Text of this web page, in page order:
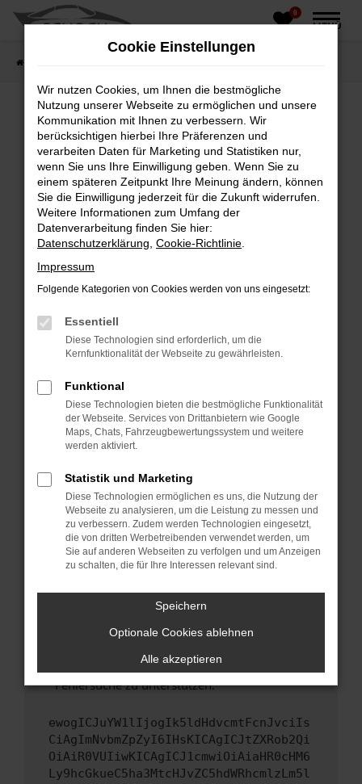
Zum
0
MENÜ
Fehler: Network Error
Beim Laden ist ein Fehler aufgetreten.
Hier sind ein paar Tipps, die dir helfen können:
Überprüfe deine Firewall und deine
Internetverbindung.
Laden andere Webseiten, zum Beispiel deine
Suchmaschine?
Prüfe deine Browsererweiterungen.
können das Laden bestimmter Seiten
verhindern. Funktioniert die Seite in einem
Fenster?
Starte dein Gerät neu.
Das kann manchmal helfen, vorübergehende
Probleme zu beheben.
Betriebssystem auf dem neuesten Stand
sind.
Veraltete Software birgt nicht nur ein
Sicherheitsrisiko, sondern kann auch dazu
führen, dass bestimmte Funktionen nicht mehr
unterstützt werden.
Wende dich an den Webseitenbetreiber.
Wenn du alle oben genannten Schritte versucht
hast, kontaktiere uns bitte. Wir werden
uns diesen Text schicken, um uns bei der
Fehlersuche zu unterstützen:
ewogICJuYW1lIjogIk5ldHdvcmtFcnJvciIs
CiAgImNvbmZpZyI6IHsKICAgICJtZXRob2Qi
OiAiR0VUIiwKICAgICJ1cmwiOiAiaHR0cHM6
Ly9hcGkueC5ha3MtcHJvZC5hdWRhcmlzLm5l
Cookie Einstellungen
Wir nutzen Cookies, um Ihnen die bestmögliche
Nutzung unserer Webseite zu ermöglichen und unsere
Kommunikation mit Ihnen zu verbessern. Wir
berücksichtigen hierbei Ihre Präferenzen und
verarbeiten Daten für Marketing und Statistiken nur,
wenn Sie uns Ihre Einwilligung geben. Wenn Sie zu
einem späteren Zeitpunkt Ihre Meinung ändern, können
Sie die Einwilligung jederzeit für die Zukunft widerrufen.
Weitere Informationen zum Umfang der
Datenverarbeitung finden Sie hier:
Datenschutzerklärung Cookie-Richtlinie
Impressum
Folgende Kategorien von Cookies werden von uns eingesetzt:
Essentiell
Diese Technologien sind erforderlich, um die
Kernfunktionalität der Webseite zu gewährleisten.
Funktional
Diese Technologien bieten die bestmögliche Funktionalität
der Webseite. Services von Drittanbietern wie Google
Maps, Chats, Fahrzeugbewertungssystem und weitere
werden aktiviert.
Statistik und Marketing
Diese Technologien ermöglichen es uns, die Nutzung der
Webseite zu analysieren, um die Leistung zu messen und
zu verbessern. Zudem werden Technologien eingesetzt,
die von dritten Werbetreibenden verwendet werden, um
Sie auf anderen Webseiten zu verfolgen und um Anzeigen
zu schalten, die für Ihre Interessen relevant sind.
Speichern
Optionale Cookies ablehnen
Alle akzeptieren